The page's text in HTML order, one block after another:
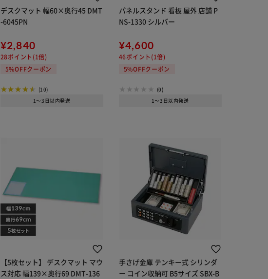
デスクマット 幅60×奥行45 DMT
-6045PN
¥2,840
28ポイント(1倍)
5%OFFクーポン
(10)
1～3日以内発送
パネルスタンド 看板 屋外 店舗 P
NS-1330 シルバー
¥4,600
46ポイント(1倍)
5%OFFクーポン
(0)
1～3日以内発送
【5枚セット】 デスクマット マウ
ス対応 幅139×奥行69 DMT-136
手さげ金庫 テンキー式 シリンダ
ー コイン収納可 B5サイズ SBX-B